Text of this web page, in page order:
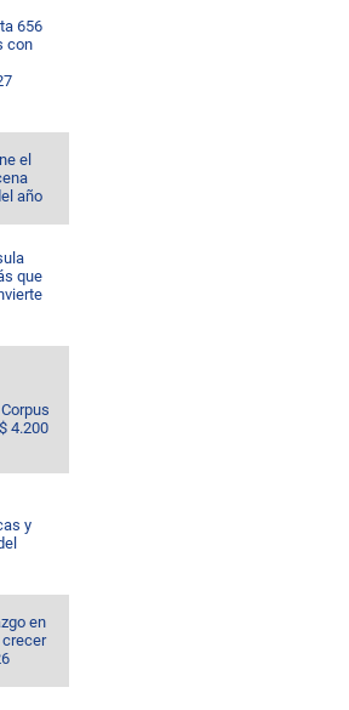
656
con
el
año
que
4.200
y
en
crecer